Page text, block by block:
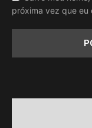
próxima vez que eu